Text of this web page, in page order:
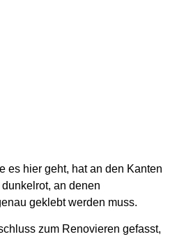
es hier geht, hat an den Kanten
an denen
geklebt werden muss.
zum Renovieren gefasst,